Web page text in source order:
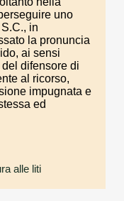
uno
in
la pronuncia
ai sensi
del difensore di
al ricorso,
impugnata e
ed
alle liti